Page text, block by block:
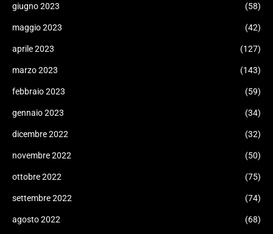
giugno 2023 (58)
maggio 2023 (42)
aprile 2023 (127)
marzo 2023 (143)
febbraio 2023 (59)
gennaio 2023 (34)
dicembre 2022 (32)
novembre 2022 (50)
ottobre 2022 (75)
settembre 2022 (74)
agosto 2022 (68)